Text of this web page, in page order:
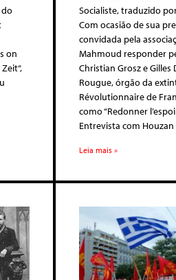
do
on
Socialiste, traduzido
Com ocasião de sua
convidada pela
Mahmoud responder
Christian Grosz e Gilles
Rougue, órgão da
Révolutionnaire de
como “Redonner
Entrevista com Houzan
Leia mais »